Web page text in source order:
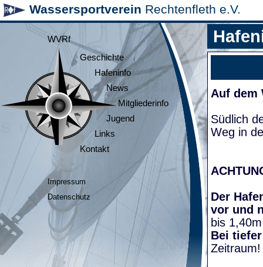
Wassersportverein Rechtenfleth e.V.
WVRf
Geschichte
Hafeninfo
News
Mitgliederinfo
Jugend
Links
Kontakt
Impressum
Datenschutz
Auf dem
Südlich
Weg in
Der
vor und
bis
Bei